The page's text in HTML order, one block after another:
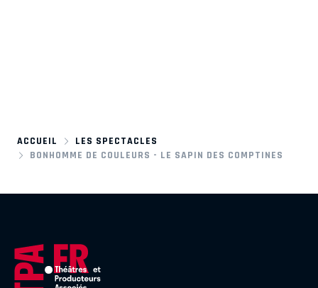
ACCUEIL
LES SPECTACLES
BONHOMME DE COULEURS - LE SAPIN DES COMPTINES